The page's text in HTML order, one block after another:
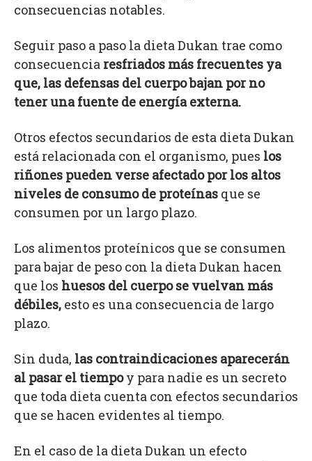
consecuencias notables.
Seguir paso a paso la dieta Dukan trae como
consecuencia resfriados más frecuentes ya
que, las defensas del cuerpo bajan por no
tener una fuente de energía externa.
Otros efectos secundarios de esta dieta Dukan
está relacionada con el organismo, pues los
riñones pueden verse afectado por los altos
niveles de consumo de proteínas que se
consumen por un largo plazo.
Los alimentos proteínicos que se consumen
para bajar de peso con la dieta Dukan hacen
que los huesos del cuerpo se vuelvan más
débiles, esto es una consecuencia de largo
plazo.
Sin duda, las contraindicaciones aparecerán
al pasar el tiempoy para nadie es un secreto
que toda dieta cuenta con efectos secundarios
que se hacen evidentes al tiempo.
En el caso de la dieta Dukan un efecto